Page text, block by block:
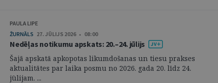
PAULA LIPE
ŽURNĀLS 27. JŪLIJS 2026 • 08:00
Nedēļas notikumu apskats: 20.–24. jūlijs
Šajā apskatā apkopotas likumdošanas un tiesu prakses
aktualitātes par laika posmu no 2026. gada 20. līdz 24.
jūlijam. ...